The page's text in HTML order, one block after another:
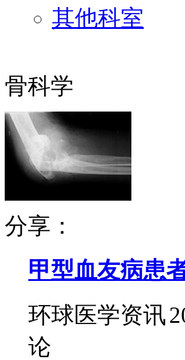
其他科室
骨科学
分享：
甲型血友病患
环球医学资讯
论